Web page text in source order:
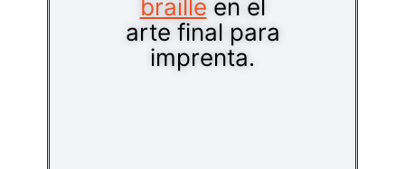
braille en el
arte final para
imprenta.